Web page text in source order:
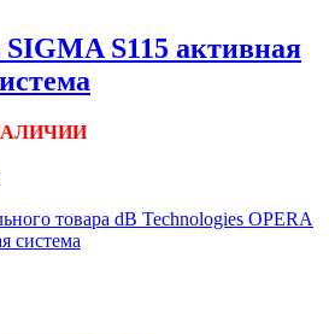
SIGMA S115 активная